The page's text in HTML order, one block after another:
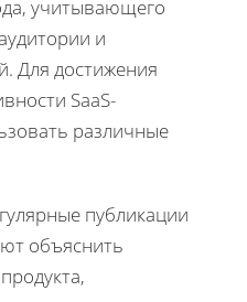
учитывающего
и
Для достижения
SaaS-
различные
публикации
объяснить